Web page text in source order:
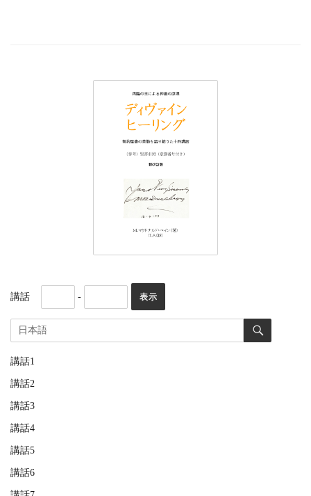
講話 -
講話1
講話2
講話3
講話4
講話5
講話6